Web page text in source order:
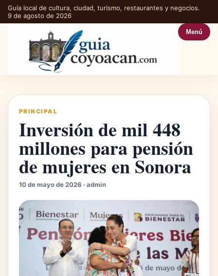
Guía local de cultura, ciudad, turismo, restaurantes y negocios.
9 de agosto de 2026
Menú
PRINCIPAL
Inversión de mil 448
millones para pensión
de mujeres en Sonora
10 de mayo de 2026 · admin